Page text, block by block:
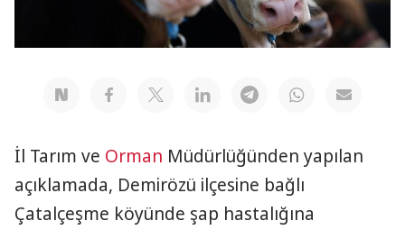
İl Tarım ve Orman Müdürlüğünden yapılan
açıklamada, Demirözü ilçesine bağlı
Çatalçeşme köyünde şap hastalığına